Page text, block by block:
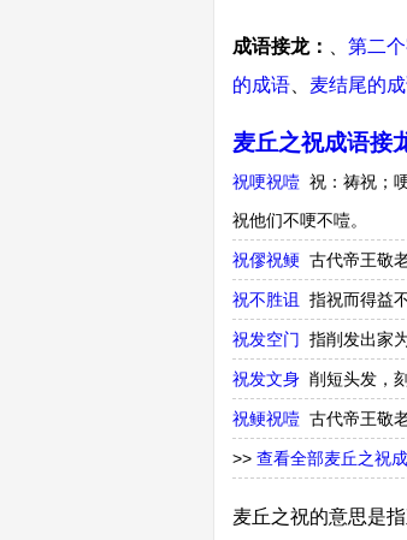
成语接龙： 第二
的成语
麦结尾的
麦丘之祝成语接
祝哽祝噎 祝：祷祝；
祝他们不哽不噎。
祝僇祝鲠 古代帝王敬
祝不胜诅 指祝而得益
祝发空门 指削发出家
祝发文身 削短头发，
祝鲠祝噎 古代帝王敬
>> 查看全部麦丘之祝
麦丘之祝的意思是指